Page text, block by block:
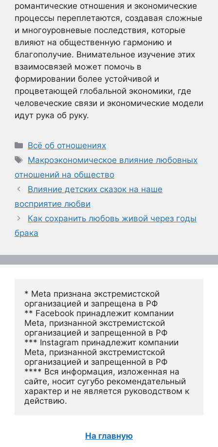
романтические отношения и экономические
процессы переплетаются, создавая сложные
и многоуровневые последствия, которые
влияют на общественную гармонию и
благополучие. Внимательное изучение этих
взаимосвязей может помочь в
формировании более устойчивой и
процветающей глобальной экономики, где
человеческие связи и экономические модели
идут рука об руку.
Рубрики
Всё об отношениях
Метки
Макроэкономическое влияние любовных
отношений на общество
Влияние детских сказок на наше
восприятие любви
Как сохранить любовь живой через годы
брака
* Meta признана экстремистской
организацией и запрещена в РФ
** Facebook принадлежит компании
Meta, признанной экстремистской
организацией и запрещенной в РФ
*** Instagram принадлежит компании
Meta, признанной экстремистской
организацией и запрещенной в РФ
**** Вся информация, изложенная на
сайте, носит сугубо рекомендательный
характер и не является руководством к
действию.
На главную